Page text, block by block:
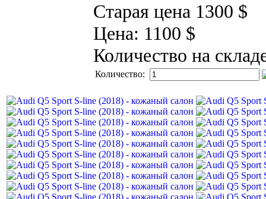
Старая цена 1300 $
Цена: 1100 $
Количество на
Количество: